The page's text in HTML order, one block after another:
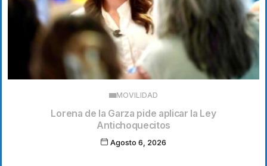
MOVILIDAD
Lorena de la Garza pide aplicar la Ley
Antichoquecitos
Agosto 6, 2026